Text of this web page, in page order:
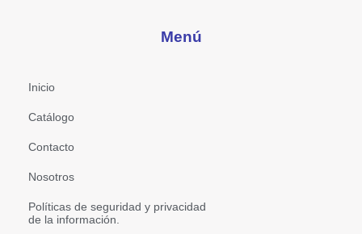
Menú
Inicio
Catálogo
Contacto
Nosotros
Políticas de seguridad y privacidad
de la información.